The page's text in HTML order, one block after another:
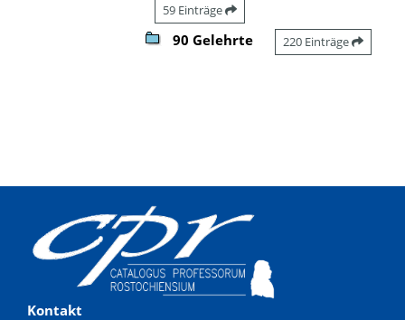
59 Einträge
90 Gelehrte 220 Einträge
Kontakt